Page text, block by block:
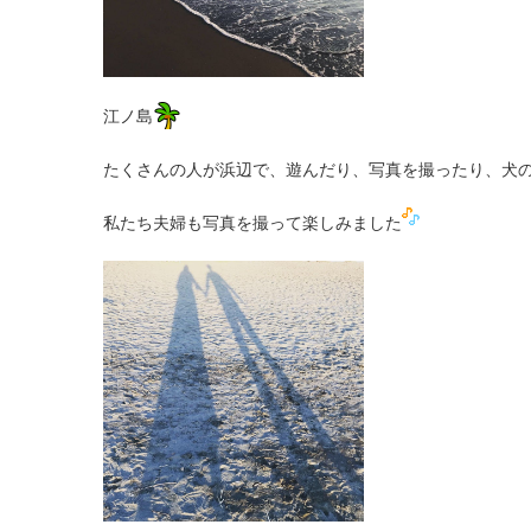
江ノ島
たくさんの人が浜辺で、遊んだり、写真を撮ったり、犬
私たち夫婦も写真を撮って楽しみました